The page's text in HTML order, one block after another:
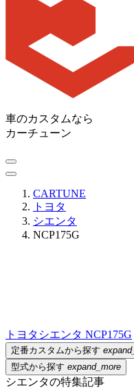
車のカスタムなら
カーチューン
CARTUNE
トヨタ
シエンタ
NCP175G
トヨタ シエンタ NCP175G
定番カスタムから探す
型式から探す expand_more
シエンタの特集記事